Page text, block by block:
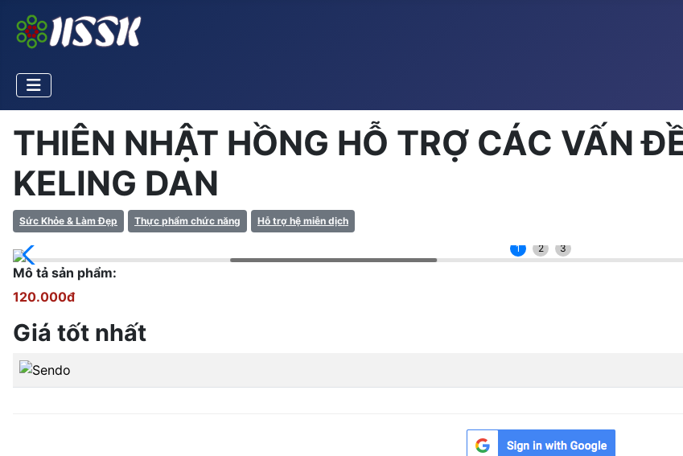
THIÊN NHẬT HỒNG HỖ TRỢ CÁC VẤN
KELING DAN
Sức Khỏe & Làm Đẹp Thực phẩm chức năng Hỗ trợ hệ miễn dịch
1 2 3
Mô tả sản phẩm:
120.000đ
Giá tốt nhất